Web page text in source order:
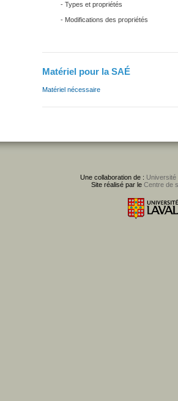
- Types et propriétés
- Modifications des propriétés
Matériel pour la SAÉ
Matériel nécessaire
Une collaboration de : Université
Site réalisé par le Centre de